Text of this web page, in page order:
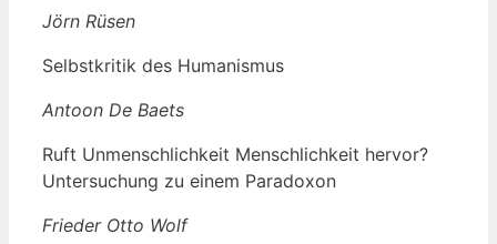
Jörn Rüsen
Selbst­kri­tik des Humanismus
Antoon De Baets
Ruft Unmensch­lich­keit Mensch­lich­keit her­vor?
Unter­su­chung zu einem Paradoxon
Frie­der Otto Wolf